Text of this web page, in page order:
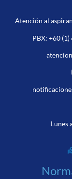
Atención al
PBX: +60 (1)
Lunes